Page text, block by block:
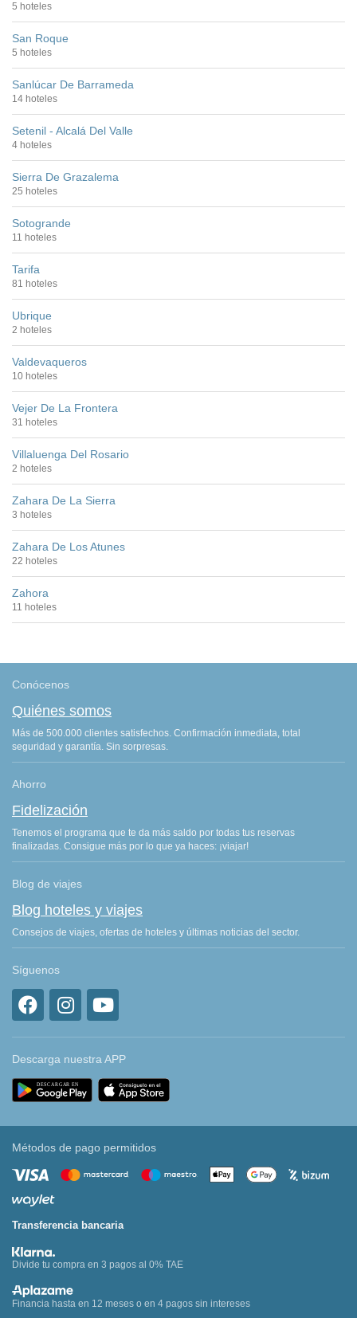
5 hoteles
San Roque
5 hoteles
Sanlúcar De Barrameda
14 hoteles
Setenil - Alcalá Del Valle
4 hoteles
Sierra De Grazalema
25 hoteles
Sotogrande
11 hoteles
Tarifa
81 hoteles
Ubrique
2 hoteles
Valdevaqueros
10 hoteles
Vejer De La Frontera
31 hoteles
Villaluenga Del Rosario
2 hoteles
Zahara De La Sierra
3 hoteles
Zahara De Los Atunes
22 hoteles
Zahora
11 hoteles
Conócenos
Quiénes somos
Más de 500.000 clientes satisfechos. Confirmación inmediata, total
seguridad y garantía. Sin sorpresas.
Ahorro
Fidelización
Tenemos el programa que te da más saldo por todas tus reservas
finalizadas. Consigue más por lo que ya haces: ¡viajar!
Blog de viajes
Blog hoteles y viajes
Consejos de viajes, ofertas de hoteles y últimas noticias del sector.
Síguenos
Descarga nuestra APP
Métodos de pago permitidos
Transferencia bancaria
Divide tu compra en 3 pagos al 0% TAE
Financia hasta en 12 meses o en 4 pagos sin intereses